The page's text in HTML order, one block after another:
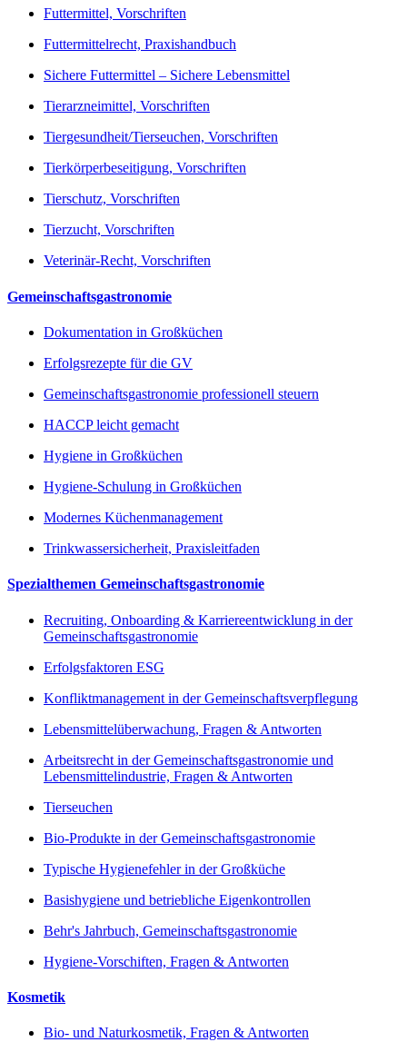
Futtermittel, Vorschriften
Futtermittelrecht, Praxishandbuch
Sichere Futtermittel – Sichere Lebensmittel
Tierarzneimittel, Vorschriften
Tiergesundheit/Tierseuchen, Vorschriften
Tierkörperbeseitigung, Vorschriften
Tierschutz, Vorschriften
Tierzucht, Vorschriften
Veterinär-Recht, Vorschriften
Gemeinschaftsgastronomie
Dokumentation in Großküchen
Erfolgsrezepte für die GV
Gemeinschaftsgastronomie professionell steuern
HACCP leicht gemacht
Hygiene in Großküchen
Hygiene-Schulung in Großküchen
Modernes Küchenmanagement
Trinkwassersicherheit, Praxisleitfaden
Spezialthemen Gemeinschaftsgastronomie
Recruiting, Onboarding & Karriereentwicklung in der
Gemeinschaftsgastronomie
Erfolgsfaktoren ESG
Konfliktmanagement in der Gemeinschaftsverpflegung
Lebensmittelüberwachung, Fragen & Antworten
Arbeitsrecht in der Gemeinschaftsgastronomie und
Lebensmittelindustrie, Fragen & Antworten
Tierseuchen
Bio-Produkte in der Gemeinschaftsgastronomie
Typische Hygienefehler in der Großküche
Basishygiene und betriebliche Eigenkontrollen
Behr's Jahrbuch, Gemeinschaftsgastronomie
Hygiene-Vorschiften, Fragen & Antworten
Kosmetik
Bio- und Naturkosmetik, Fragen & Antworten